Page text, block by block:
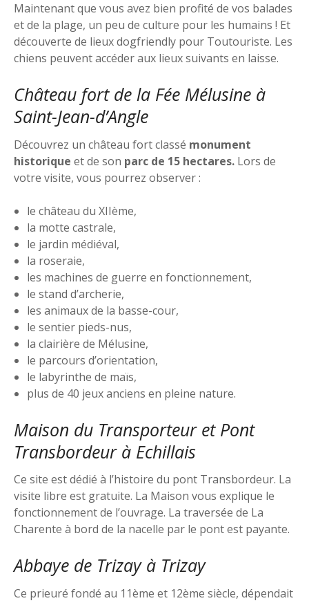
Maintenant que vous avez bien profité de vos balades
et de la plage, un peu de culture pour les humains ! Et
découverte de lieux dogfriendly pour Toutouriste. Les
chiens peuvent accéder aux lieux suivants en laisse.
Château fort de la Fée Mélusine à
Saint-Jean-d’Angle
Découvrez un château fort classé monument
historique et de son parc de 15 hectares. Lors de
votre visite, vous pourrez observer :
le château du XIIème,
la motte castrale,
le jardin médiéval,
la roseraie,
les machines de guerre en fonctionnement,
le stand d’archerie,
les animaux de la basse-cour,
le sentier pieds-nus,
la clairière de Mélusine,
le parcours d’orientation,
le labyrinthe de maïs,
plus de 40 jeux anciens en pleine nature.
Maison du Transporteur et Pont
Transbordeur à Echillais
Ce site est dédié à l’histoire du pont Transbordeur. La
visite libre est gratuite. La Maison vous explique le
fonctionnement de l’ouvrage. La traversée de La
Charente à bord de la nacelle par le pont est payante.
Abbaye de Trizay à Trizay
Ce prieuré fondé au 11ème et 12ème siècle, dépendait